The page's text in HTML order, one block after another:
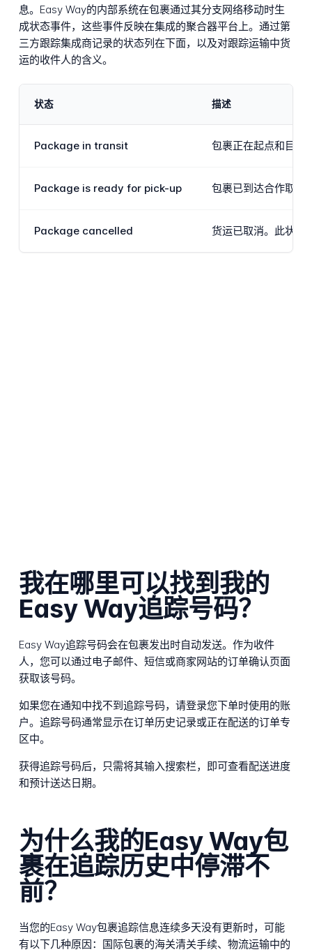
息。Easy Way的内部系统在包裹通过其分支网络移动时生
成状态事件，这些事件反映在集成的聚合器平台上。通过第
三方跟踪集成商记录的状态列在下面，以及对跟踪运输中货
运的收件人的含义。
状态 描述
Package in transit 包裹正在起点和目的
Package is ready for pick-up 包裹已到达合作取货
Package cancelled 货运已取消。此状态
我在哪里可以找到我的
Easy Way追踪号码？
Easy Way追踪号码会在包裹发出时自动发送。作为收件
人，您可以通过电子邮件、短信或商家网站的订单确认页面
获取该号码。
如果您在通知中找不到追踪号码，请登录您下单时使用的账
户。追踪号码通常显示在订单历史记录或正在配送的订单专
区中。
获得追踪号码后，只需将其输入搜索栏，即可查看配送进度
和预计送达日期。
为什么我的Easy Way包
裹在追踪历史中停滞不
前？
当您的Easy Way包裹追踪信息连续多天没有更新时，可能
有以下几种原因：国际包裹的海关清关手续、物流运输中的